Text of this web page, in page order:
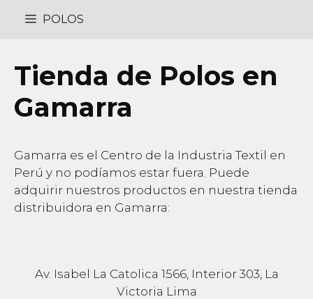
POLOS
Tienda de Polos en
Gamarra
Gamarra es el Centro de la Industria Textil en
Perú y no podíamos estar fuera. Puede
adquirir nuestros productos en nuestra tienda
distribuidora en Gamarra:
Av. Isabel La Catolica 1566, Interior 303, La
Victoria Lima